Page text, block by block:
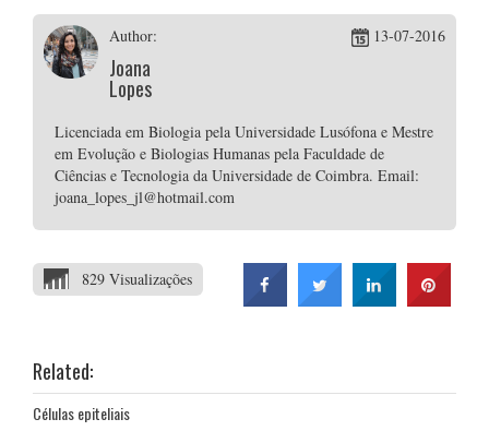
Author:
Joana
Lopes
13-07-2016
Licenciada em Biologia pela Universidade Lusófona e Mestre
em Evolução e Biologias Humanas pela Faculdade de
Ciências e Tecnologia da Universidade de Coimbra. Email:
joana_lopes_jl@hotmail.com
829 Visualizações
Related:
Células epiteliais